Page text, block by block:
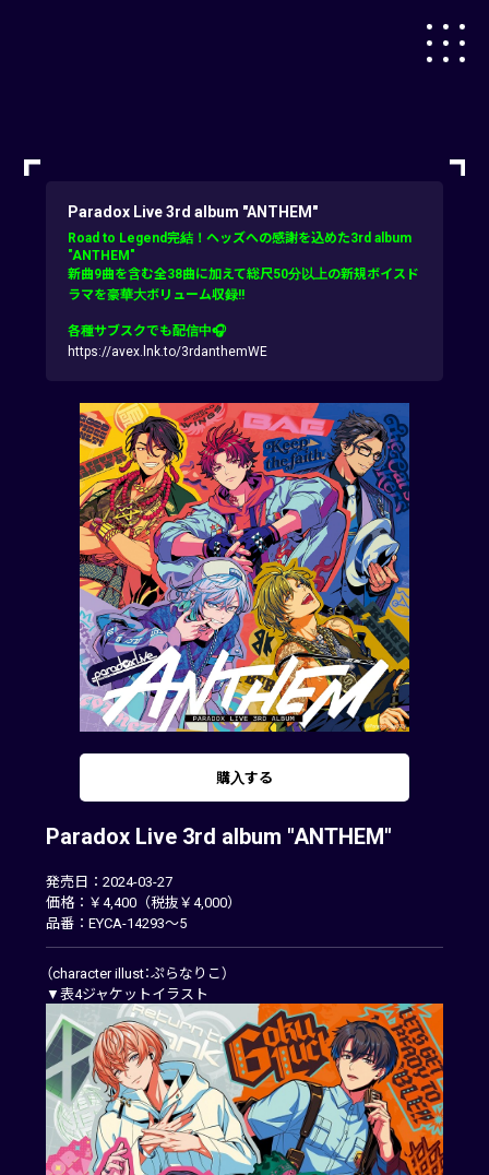
Paradox Live 3rd album "ANTHEM"
Road to Legend完結！ヘッズへの感謝を込めた3rd album
"ANTHEM"
新曲9曲を含む全38曲に加えて総尺50分以上の新規ボイスド
ラマを豪華大ボリューム収録!!
各種サブスクでも配信中🎧
https://avex.lnk.to/3rdanthemWE
購入する
Paradox Live 3rd album "ANTHEM"
発売日：2024-03-27
価格：￥4,400（税抜￥4,000）
品番：EYCA-14293～5
（character illust：ぷらなりこ）
▼表4ジャケットイラスト